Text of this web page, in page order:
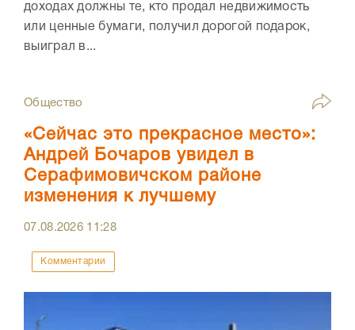
доходах должны те, кто продал недвижимость
или ценные бумаги, получил дорогой подарок,
выиграл в...
Общество
«Сейчас это прекрасное место»:
Андрей Бочаров увидел в
Серафимовичском районе
изменения к лучшему
07.08.2026 11:28
Комментарии